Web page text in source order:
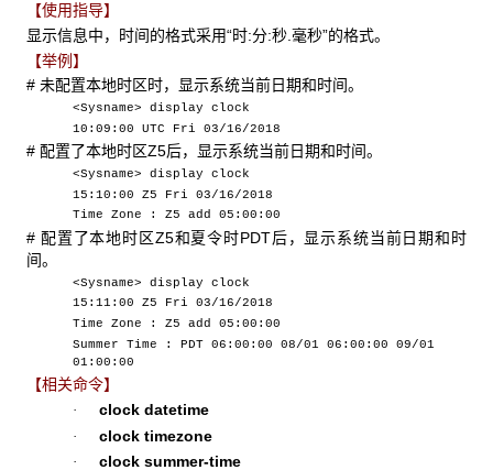
【使用指导】
显示信息中，时间的格式采用“时:分:秒.毫秒”的格式。
【举例】
# 未配置本地时区时，显示系统当前日期和时间。
<Sysname> display clock
10:09:00 UTC Fri 03/16/2018
# 配置了本地时区Z5后，显示系统当前日期和时间。
<Sysname> display clock
15:10:00 Z5 Fri 03/16/2018
Time Zone : Z5 add 05:00:00
# 配置了本地时区Z5和夏令时PDT后，显示系统当前日期和时
间。
<Sysname> display clock
15:11:00 Z5 Fri 03/16/2018
Time Zone : Z5 add 05:00:00
Summer Time : PDT 06:00:00 08/01 06:00:00 09/01
01:00:00
【相关命令】
· clock datetime
· clock timezone
· clock summer-time